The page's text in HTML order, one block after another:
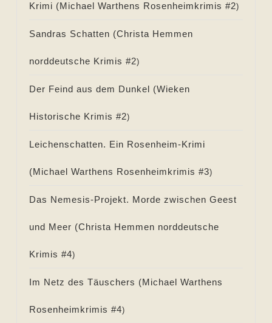
Krimi (Michael Warthens Rosenheimkrimis #2)
Sandras Schatten (Christa Hemmen
norddeutsche Krimis #2)
Der Feind aus dem Dunkel (Wieken
Historische Krimis #2)
Leichenschatten. Ein Rosenheim-Krimi
(Michael Warthens Rosenheimkrimis #3)
Das Nemesis-Projekt. Morde zwischen Geest
und Meer (Christa Hemmen norddeutsche
Krimis #4)
Im Netz des Täuschers (Michael Warthens
Rosenheimkrimis #4)